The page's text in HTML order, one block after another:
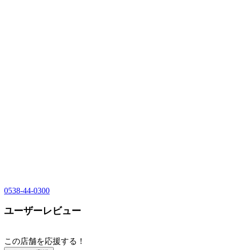
0538-44-0300
ユーザーレビュー
この店舗を応援する！